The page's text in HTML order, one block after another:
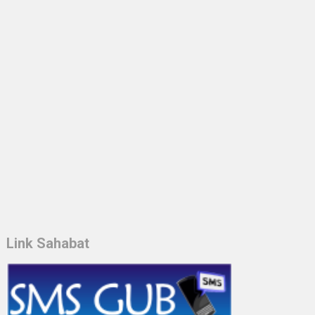
Link Sahabat